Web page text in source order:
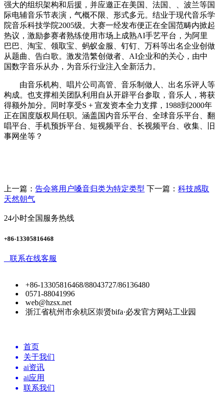
强大的组织架构和后援，并应邀正在美国、法国、、波兰等国
际电辅音乐节表演，气概不限、形式多元。结业于现代音乐学
院音乐科技学院2005级。大赛一经发布便正在全国范畴内掀起
热议，激励参赛者熟练使用市场上成熟AI手艺平台，为阿里
巴巴、淘宝、领取宝、蚂蚁金服、钉钉、万科等出名企业创做
从题曲、告白歌。激发浩繁创做者、AI企业和的关心，由中
国数字音乐从办，为音乐行业注入全新活力。
由音乐机构、唱片公司高管、音乐制做人、出名乐评人等
构成。也支撑相关团队利用自从开辟平台参取，音乐人，将获
得额外加分。同时享受S + 宣发资本全力支撑，1988到2000年
正在国度版权局任职。涵盖国内音乐平台、全球音乐平台、翻
唱平台、手机预拆平台、短视频平台、长视频平台、收集、旧
事网坐等？
上一篇： 告会将用户嗓音归类为特定类型 下一篇： 科技感取
天然朝气
24小时全国服务热线
+86-13305816468
联系在线客服
+86-13305816468/88043727/86136480
0571-88041996
web@hzsx.net
浙江省杭州市余杭区崇贤bifa·必发官方网站工业园
首页
关于我们
ai资讯
ai应用
联系我们